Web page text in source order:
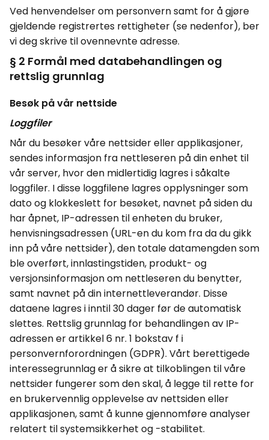
Ved henvendelser om personvern samt for å gjøre
gjeldende registrertes rettigheter (se nedenfor), ber
vi deg skrive til ovennevnte adresse.
§ 2 Formål med databehandlingen og
rettslig grunnlag
Besøk på vår nettside
Loggfiler
Når du besøker våre nettsider eller applikasjoner,
sendes informasjon fra nettleseren på din enhet til
vår server, hvor den midlertidig lagres i såkalte
loggfiler. I disse loggfilene lagres opplysninger som
dato og klokkeslett for besøket, navnet på siden du
har åpnet, IP-adressen til enheten du bruker,
henvisningsadressen (URL-en du kom fra da du gikk
inn på våre nettsider), den totale datamengden som
ble overført, innlastingstiden, produkt- og
versjonsinformasjon om nettleseren du benytter,
samt navnet på din internettleverandør. Disse
dataene lagres i inntil 30 dager før de automatisk
slettes. Rettslig grunnlag for behandlingen av IP-
adressen er artikkel 6 nr. 1 bokstav f i
personvernforordningen (GDPR). Vårt berettigede
interessegrunnlag er å sikre at tilkoblingen til våre
nettsider fungerer som den skal, å legge til rette for
en brukervennlig opplevelse av nettsiden eller
applikasjonen, samt å kunne gjennomføre analyser
relatert til systemsikkerhet og -stabilitet.